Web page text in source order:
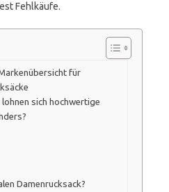
Fehlkäufe.
für
sich hochwertige
Damenrucksack?